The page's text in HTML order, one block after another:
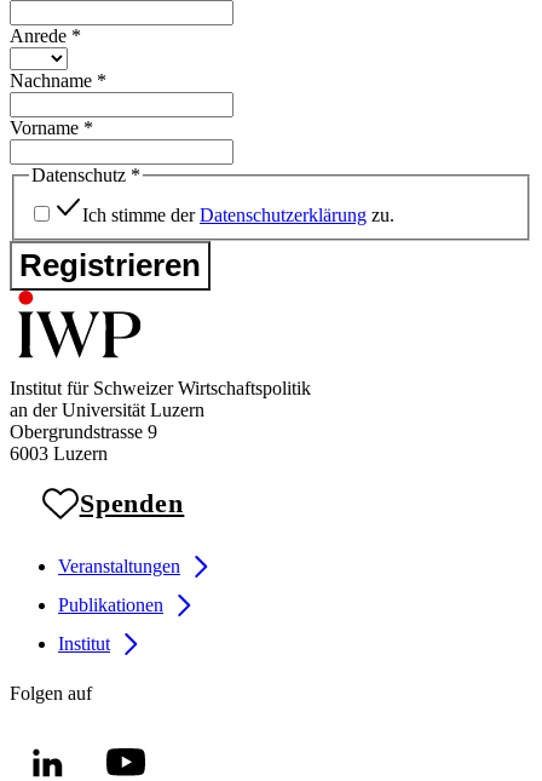
Anrede *
Nachname *
Vorname *
Datenschutz *
Ich stimme derDatenschutzerklärung zu.
Registrieren
Institut für Schweizer Wirtschaftspolitik
an der Universität Luzern
Obergrundstrasse 9
6003 Luzern
Spenden
Veranstaltungen
Publikationen
Institut
Folgen auf